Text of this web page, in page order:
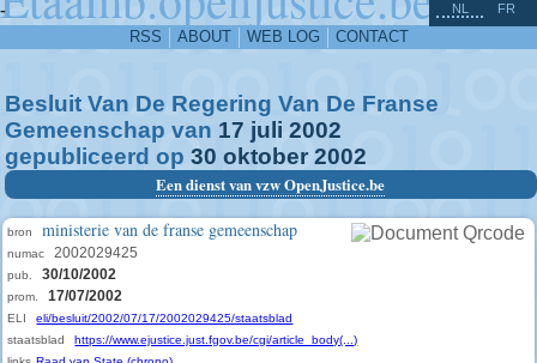
-
RSS ABOUT WEB LOG CONTACT
NL FR
Besluit Van De Regering Van De Franse
Gemeenschap van 17 juli 2002
gepubliceerd op 30 oktober 2002
Een dienst van vzw OpenJustice.be
bron ministerie van de franse gemeenschap
numac 2002029425
pub. 30/10/2002
prom. 17/07/2002
ELI
eli/besluit/2002/07/17/2002029425/staatsblad
staatsblad
https://www.ejustice.just.fgov.be/cgi/article_body(...)
^